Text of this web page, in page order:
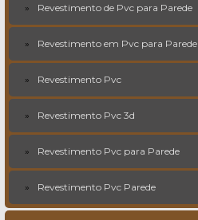
Revestimento de Pvc para Parede
Revestimento em Pvc para Parede
Revestimento Pvc
Revestimento Pvc 3d
Revestimento Pvc para Parede
Revestimento Pvc Parede